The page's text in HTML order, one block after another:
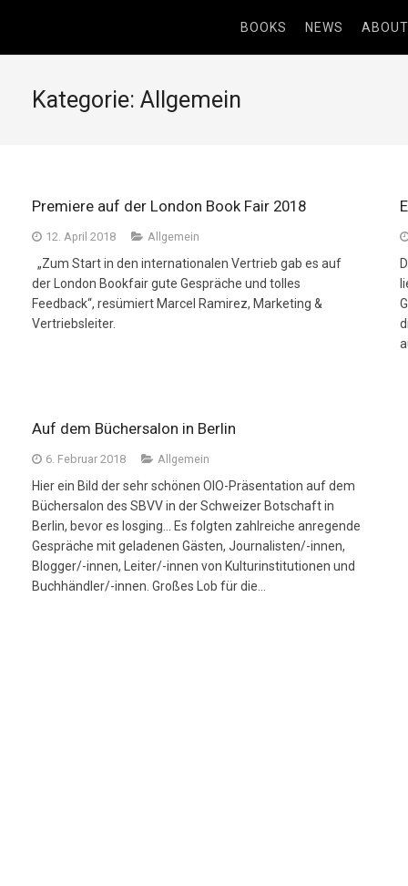
BOOKS NEWS ABOUT
Kategorie: Allgemein
Premiere auf der London Book Fair 2018
12. April 2018 Allgemein
„Zum Start in den internationalen Vertrieb gab es auf
der London Bookfair gute Gespräche und tolles
Feedback“, resümiert Marcel Ramirez, Marketing &
Vertriebsleiter.
Auf dem Büchersalon in Berlin
6. Februar 2018 Allgemein
Hier ein Bild der sehr schönen OIO-Präsentation auf dem
Büchersalon des SBVV in der Schweizer Botschaft in
Berlin, bevor es losging… Es folgten zahlreiche anregende
Gespräche mit geladenen Gästen, Journalisten/-innen,
Blogger/-innen, Leiter/-innen von Kulturinstitutionen und
Buchhändler/-innen. Großes Lob für die…